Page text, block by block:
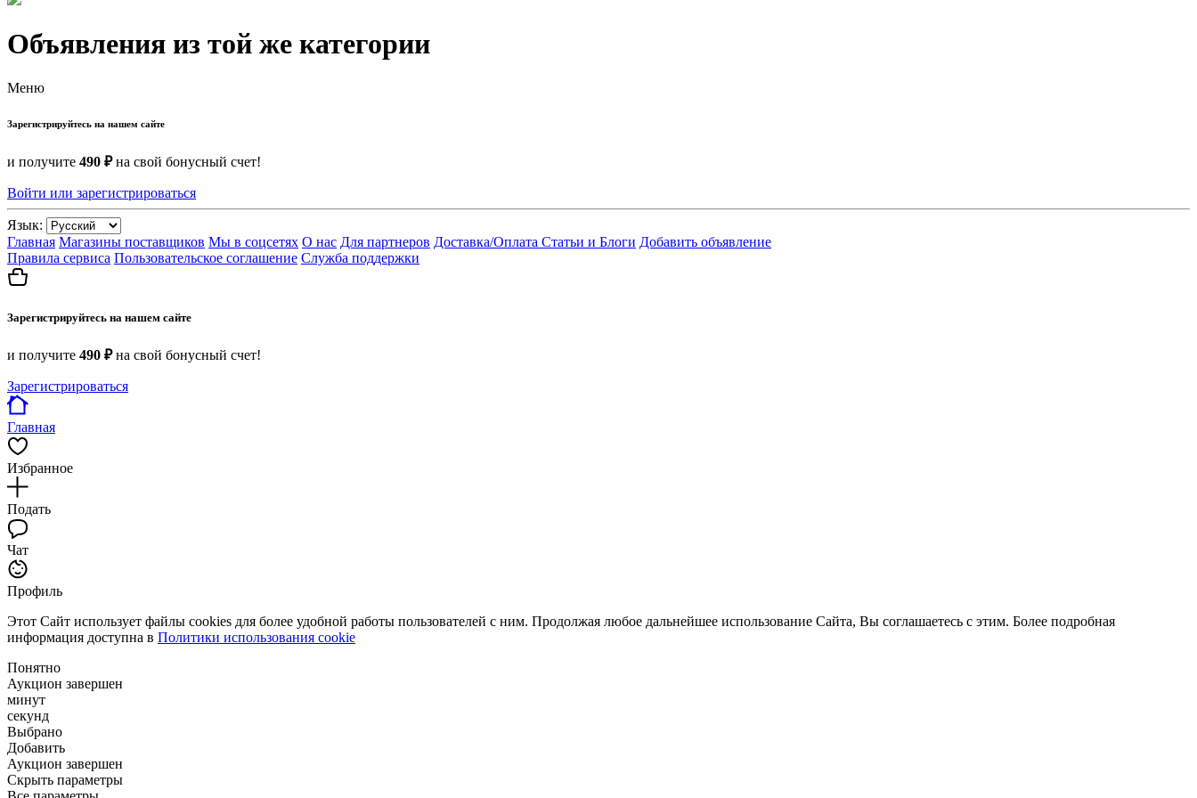
Объявления из той же категории
Меню
Зарегистрируйтесь на нашем сайте
и получите 490 ₽на свой бонусный счет!
Войти или зарегистрироваться
Язык:
Главная Магазины поставщиков Мы в соцсетях О нас Для партнеров Доставка/Оплата Статьи и Блоги Добавить объявление
Правила сервиса Пользовательское соглашение Служба поддержки
Зарегистрируйтесь на нашем сайте
и получите 490 ₽на свой бонусный счет!
Зарегистрироваться
Главная
Избранное
Подать
Чат
Профиль
Этот Сайт использует файлы cookies для более удобной работы пользователей с ним. Продолжая любое дальнейшее использование Сайта, Вы соглашаетесь с этим. Более подробная
информация доступна в Политики использования cookie
Понятно
Аукцион завершен
минут
секунд
Выбрано
Добавить
Аукцион завершен
Скрыть параметры